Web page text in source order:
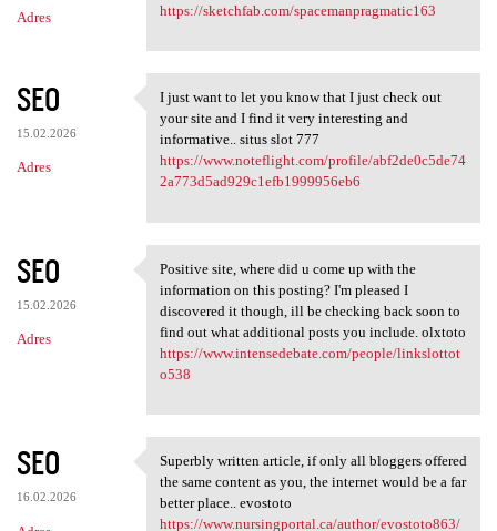
Adres
https://sketchfab.com/spacemanpragmatic163
SEO
15.02.2026
Adres
I just want to let you know
I just want to let you know that I just check out
your site and I find it very interesting and
informative.. situs slot 777
https://www.noteflight.com/profile/abf2de0c5de74
2a773d5ad929c1efb1999956eb6
SEO
15.02.2026
Adres
Positive site, where did u
Positive site, where did u come up with the
information on this posting? I'm pleased I
discovered it though, ill be checking back soon to
find out what additional posts you include. olxtoto
https://www.intensedebate.com/people/linkslottot
o538
SEO
16.02.2026
Superbly written article, if
Superbly written article, if only all bloggers offered
the same content as you, the internet would be a far
better place.. evostoto
https://www.nursingportal.ca/author/evostoto863/